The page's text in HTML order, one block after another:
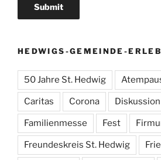
HEDWIGS-GEMEINDE-
50 Jahre St. Hedwig
Caritas Corona Diskussion
Familienmesse Fest
Freundeskreis St. Hedwig